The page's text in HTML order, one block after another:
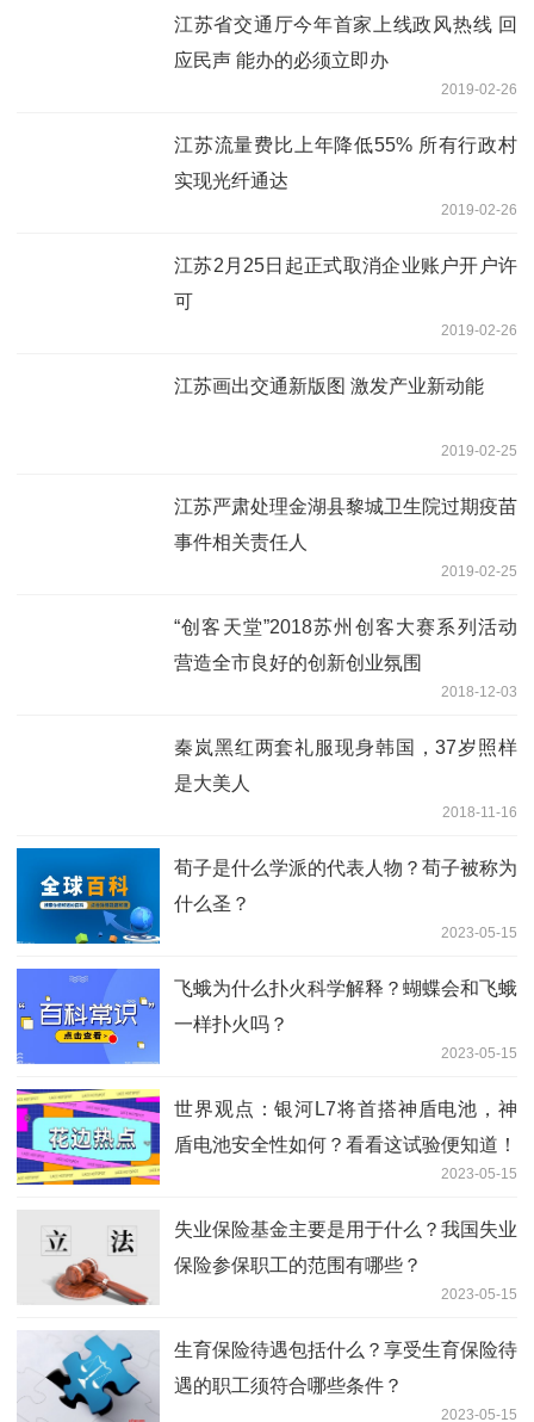
江苏省交通厅今年首家上线政风热线 回
应民声 能办的必须立即办
2019-02-26
江苏流量费比上年降低55% 所有行政村
实现光纤通达
2019-02-26
江苏2月25日起正式取消企业账户开户许
可
2019-02-26
江苏画出交通新版图 激发产业新动能
2019-02-25
江苏严肃处理金湖县黎城卫生院过期疫苗
事件相关责任人
2019-02-25
“创客天堂”2018苏州创客大赛系列活动
营造全市良好的创新创业氛围
2018-12-03
秦岚黑红两套礼服现身韩国，37岁照样
是大美人
2018-11-16
荀子是什么学派的代表人物？荀子被称为
什么圣？
2023-05-15
飞蛾为什么扑火科学解释？蝴蝶会和飞蛾
一样扑火吗？
2023-05-15
世界观点：银河L7将首搭神盾电池，神
盾电池安全性如何？看看这试验便知道！
2023-05-15
失业保险基金主要是用于什么？我国失业
保险参保职工的范围有哪些？
2023-05-15
生育保险待遇包括什么？享受生育保险待
遇的职工须符合哪些条件？
2023-05-15